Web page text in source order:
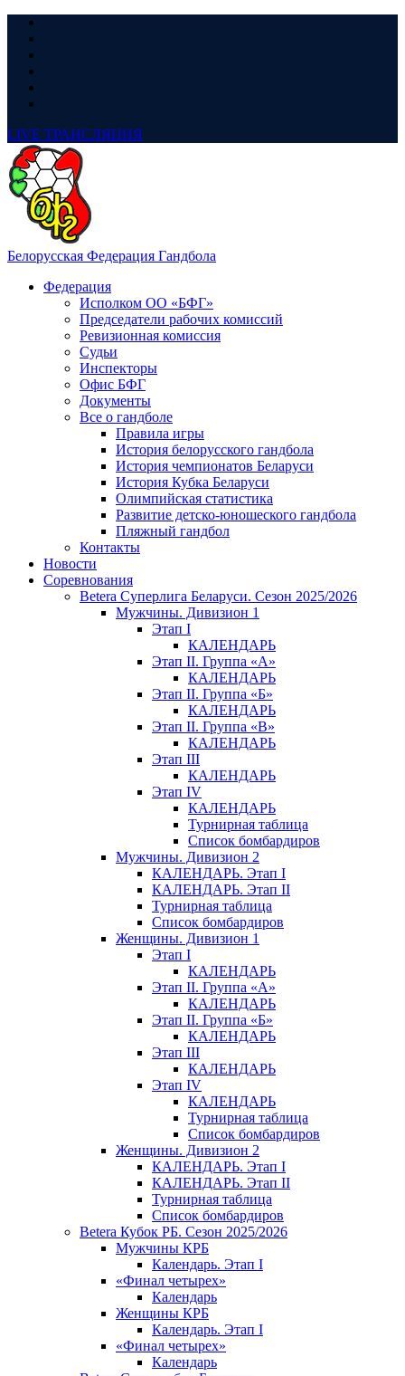
LIVE ТРАНСЛЯЦИЯ
Белорусская Федерация Гандбола
Федерация
Исполком ОО «БФГ»
Председатели рабочих комиссий
Ревизионная комиссия
Судьи
Инспекторы
Офис БФГ
Документы
Все о гандболе
Правила игры
История белорусского гандбола
История чемпионатов Беларуси
История Кубка Беларуси
Олимпийская статистика
Развитие детско-юношеского гандбола
Пляжный гандбол
Контакты
Новости
Соревнования
Betera Суперлига Беларуси. Сезон 2025/2026
Мужчины. Дивизион 1
Этап I
КАЛЕНДАРЬ
Этап II. Группа «А»
КАЛЕНДАРЬ
Этап II. Группа «Б»
КАЛЕНДАРЬ
Этап II. Группа «В»
КАЛЕНДАРЬ
Этап III
КАЛЕНДАРЬ
Этап IV
КАЛЕНДАРЬ
Турнирная таблица
Список бомбардиров
Мужчины. Дивизион 2
КАЛЕНДАРЬ. Этап I
КАЛЕНДАРЬ. Этап II
Турнирная таблица
Список бомбардиров
Женщины. Дивизион 1
Этап I
КАЛЕНДАРЬ
Этап II. Группа «А»
КАЛЕНДАРЬ
Этап II. Группа «Б»
КАЛЕНДАРЬ
Этап III
КАЛЕНДАРЬ
Этап IV
КАЛЕНДАРЬ
Турнирная таблица
Список бомбардиров
Женщины. Дивизион 2
КАЛЕНДАРЬ. Этап I
КАЛЕНДАРЬ. Этап II
Турнирная таблица
Список бомбардиров
Betera Кубок РБ. Сезон 2025/2026
Мужчины КРБ
Календарь. Этап I
«Финал четырех»
Календарь
Женщины КРБ
Календарь. Этап I
«Финал четырех»
Календарь